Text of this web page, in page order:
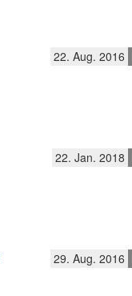
22. Aug. 2016
22. Jan. 2018
29. Aug. 2016